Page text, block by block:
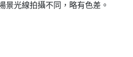
景光線拍攝不同，略有色差。